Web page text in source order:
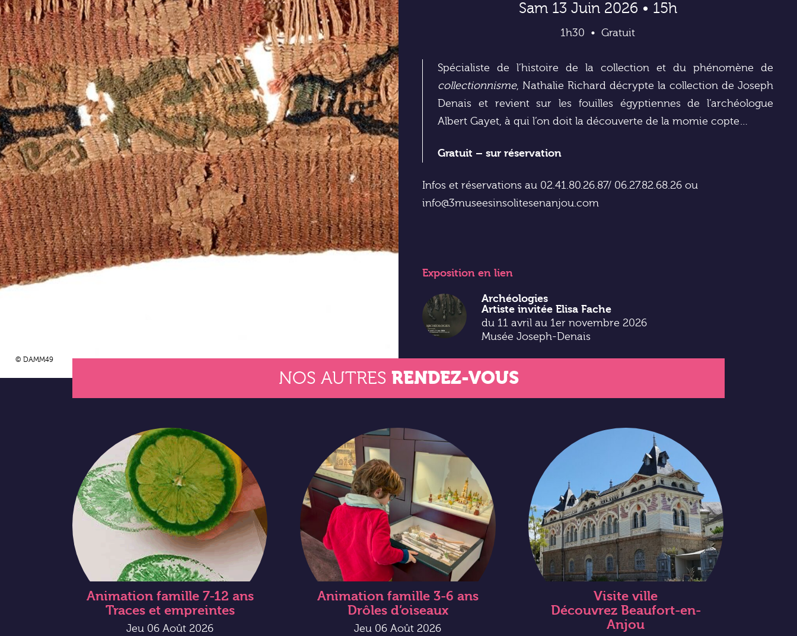
© DAMM49
Sam 13 Juin 2026 • 15h
1h30 Gratuit
Spécialiste de l’histoire de la collection et du phénomène de
collectionnisme, Nathalie Richard décrypte la collection de Joseph
Denais et revient sur les fouilles égyptiennes de l’archéologue
Albert Gayet, à qui l’on doit la découverte de la momie copte…
Gratuit – sur réservation
Infos et réservations au 02.41.80.26.87/ 06.27.82.68.26 ou
info@3museesinsolitesenanjou.com
Exposition en lien
Archéologies
Artiste invitée Elisa Fache
du 11 avril au 1er novembre 2026
Musée Joseph-Denais
NOS AUTRES RENDEZ-VOUS
Animation famille 7-12 ans
Traces et empreintes
Jeu 06 Août 2026
Animation famille 3-6 ans
Drôles d’oiseaux
Jeu 06 Août 2026
Visite ville
Découvrez Beaufort-en-
Anjou